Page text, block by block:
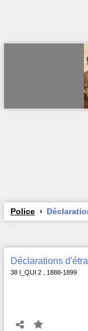
Police
Déclarations
38 I_QUI 2 , 1888-1899